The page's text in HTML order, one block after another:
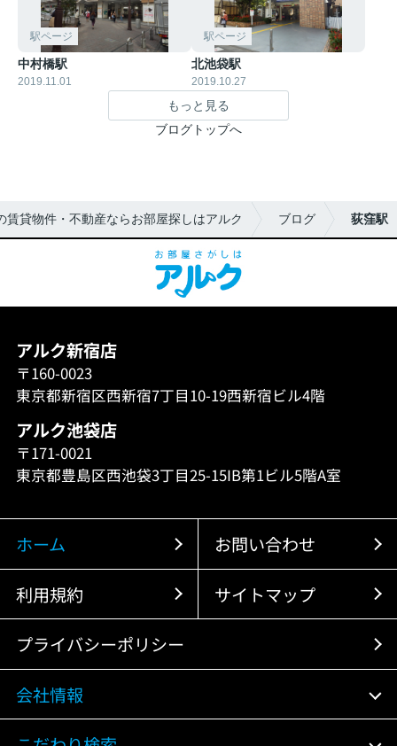
駅ページ
中村橋駅
2019.11.01
駅ページ
北池袋駅
2019.10.27
もっと見る
ブログトップへ
賃貸物件・不動産ならお部屋探しはアルク ブログ 荻窪駅
アルク新宿店
〒160-0023
東京都新宿区西新宿7丁目10-19西新宿ビル4階
アルク池袋店
〒171-0021
東京都豊島区西池袋3丁目25-15IB第1ビル5階A室
ホーム お問い合わせ
利用規約 サイトマップ
プライバシーポリシー
会社情報